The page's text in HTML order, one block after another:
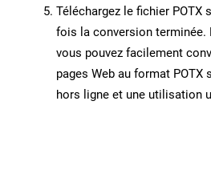
Téléchargez le fichier POTX
fois la conversion terminée.
vous pouvez facilement
pages Web au format POTX
hors ligne et une utilisation